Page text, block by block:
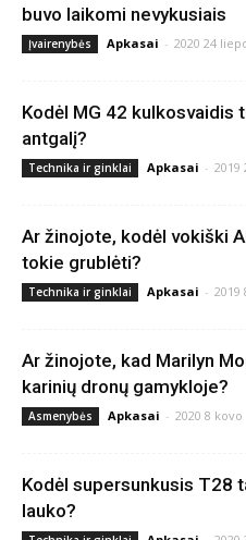
buvo laikomi nevykusiais
Įvairenybės Apkasai - 2020 24
Kodėl MG 42
antgalį?
Technika ir ginklai Apkasai - 2019
Ar žinojote, kodėl vokiški
tokie grublėti?
Technika ir ginklai Apkasai - 2019
Ar žinojote, kad Marilyn
karinių dronų gamykloje?
Asmenybės Apkasai - 2020 8 kovo
Kodėl supersunkusis T28
lauko?